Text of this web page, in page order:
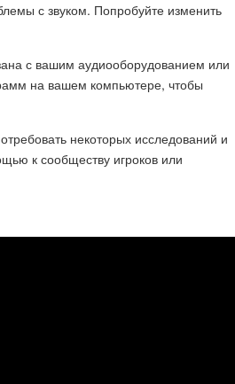
с звуком. Попробуйте изменить
с вашим аудиооборудованием или
на вашем компьютере, чтобы
некоторых исследований и
к сообществу игроков или